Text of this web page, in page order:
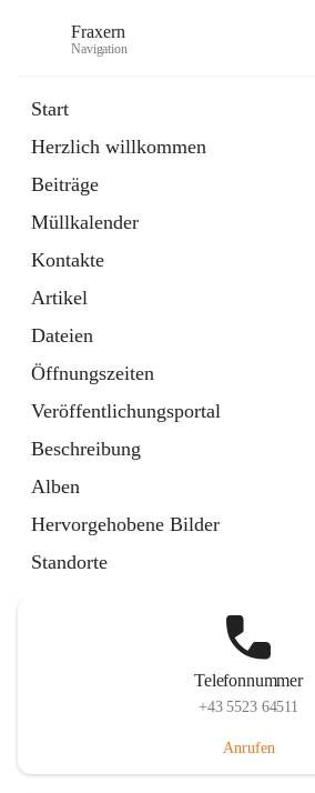
Fraxern
Navigation
Start
Herzlich willkommen
Beiträge
Müllkalender
Kontakte
Artikel
Dateien
Öffnungszeiten
Veröffentlichungsportal
Beschreibung
Alben
Hervorgehobene Bilder
Standorte
Ordner
in
Tab
Formulare
Artikel
öffnet
in
neuem
Tab
Telefonnummer
+43 5523 64511
Anrufen